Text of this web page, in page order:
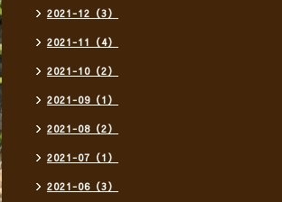
2021-12（3）
2021-11（4）
2021-10（2）
2021-09（1）
2021-08（2）
2021-07（1）
2021-06（3）